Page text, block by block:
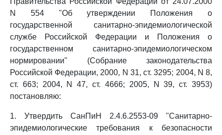
N 554 "Об утверждении Положения о
государственной санитарно-эпидемиологической
службе Российской Федерации и Положения о
государственном санитарно-эпидемиологическом
нормировании" (Собрание законодательства
Российской Федерации, 2000, N 31, ст. 3295; 2004, N 8,
ст. 663; 2004, N 47, ст. 4666; 2005, N 39, ст. 3953)
постановляю:
1. Утвердить СанПиН 2.4.6.2553-09 "Санитарно-
эпидемиологические требования к безопасности